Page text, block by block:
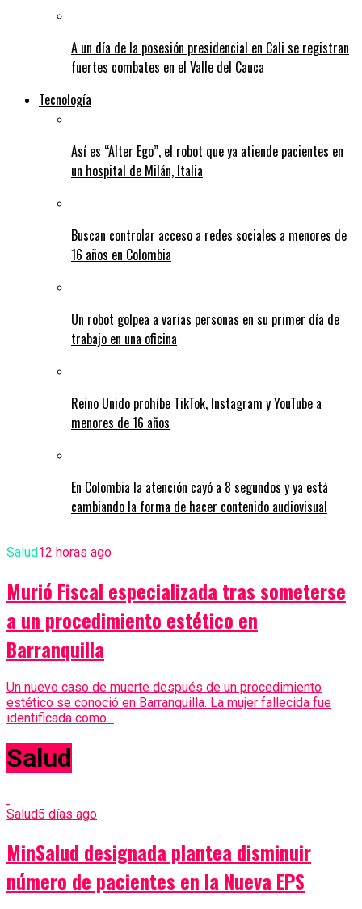
A un día de la posesión presidencial en Cali se registran
fuertes combates en el Valle del Cauca
Tecnología
Así es “Alter Ego”, el robot que ya atiende pacientes en
un hospital de Milán, Italia
Buscan controlar acceso a redes sociales a menores de
16 años en Colombia
Un robot golpea a varias personas en su primer día de
trabajo en una oficina
Reino Unido prohíbe TikTok, Instagram y YouTube a
menores de 16 años
En Colombia la atención cayó a 8 segundos y ya está
cambiando la forma de hacer contenido audiovisual
Salud12 horas ago
Murió Fiscal especializada tras someterse
a un procedimiento estético en
Barranquilla
Un nuevo caso de muerte después de un procedimiento
estético se conoció en Barranquilla. La mujer fallecida fue
identificada como...
Salud
Salud5 días ago
MinSalud designada plantea disminuir
número de pacientes en la Nueva EPS